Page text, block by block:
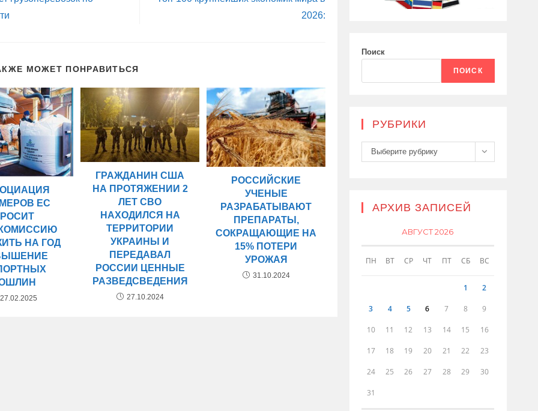
2026:
МОЖЕТ ПОНРАВИТЬСЯ
ЕС
НА ГОД
27.02.2025
ГРАЖДАНИН США
НА ПРОТЯЖЕНИИ 2
ЛЕТ СВО
НАХОДИЛСЯ НА
ТЕРРИТОРИИ
УКРАИНЫ И
ПЕРЕДАВАЛ
РОССИИ ЦЕННЫЕ
РАЗВЕДСВЕДЕНИЯ
27.10.2024
РОССИЙСКИЕ
УЧЕНЫЕ
РАЗРАБАТЫВАЮТ
ПРЕПАРАТЫ,
СОКРАЩАЮЩИЕ НА
15% ПОТЕРИ
УРОЖАЯ
31.10.2024
Поиск
ПОИСК
РУБРИКИ
Рубрики
Выберите рубрику
АРХИВ ЗАПИСЕЙ
АВГУСТ 2026
ПН ВТ СР ЧТ ПТ СБ ВС
1 2
3 4 5 6 7 8 9
10 11 12 13 14 15 16
17 18 19 20 21 22 23
24 25 26 27 28 29 30
31